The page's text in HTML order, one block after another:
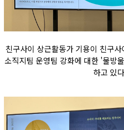
친구사이 상근활동가 기용이 친구
소직지팀 운영팀 강화에 대한 '물방
하고 있